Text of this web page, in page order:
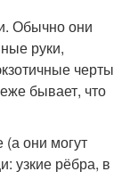
Обычно они
руки,
черты
бывает, что
они могут
узкие рёбра, в